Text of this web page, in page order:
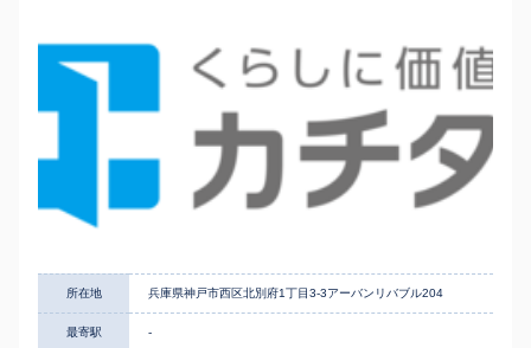
所在地 兵庫県神戸市西区北別府1丁目3-3アーバンリバブル204
最寄駅 -